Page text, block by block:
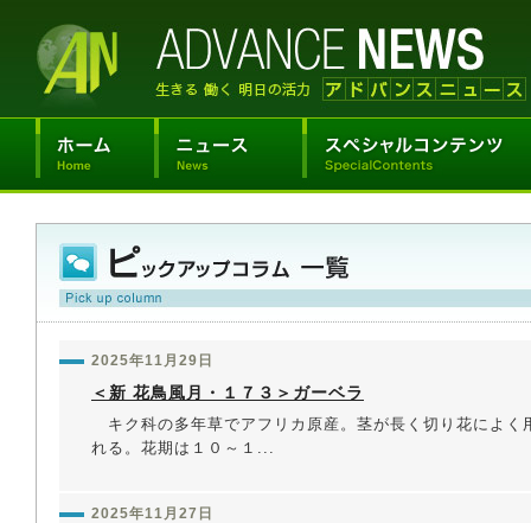
2025年11月29日
＜新 花鳥風月・１７３＞ガーベラ
キク科の多年草でアフリカ原産。茎が長く切り花によく
れる。花期は１０～１...
2025年11月27日